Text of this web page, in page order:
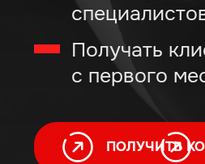
Тренд на здоровый образ жизни
набирает обороты